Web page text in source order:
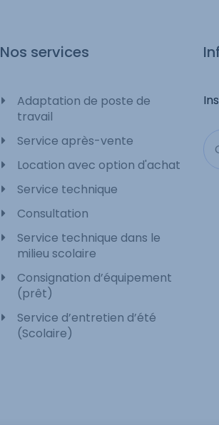
Nos services
Adaptation de poste de
travail
Service après-vente
Location avec option d'achat
Service technique
Consultation
Service technique dans le
milieu scolaire
Consignation d’équipement
(prêt)
Service d’entretien d’été
(Scolaire)